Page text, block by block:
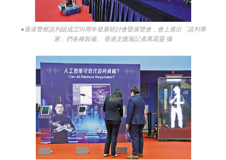
●香港警察談判組成立50周年發展研討會暨展覽會，會上展出「談判專
家」們各種裝備。 香港文匯報記者萬霜靈 攝